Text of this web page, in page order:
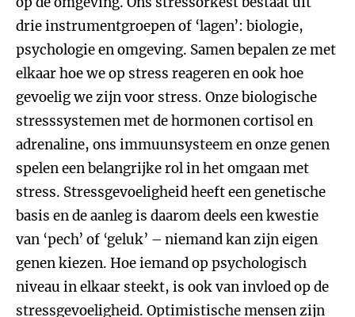
drie instrumentgroepen of ‘lagen’: biologie,
psychologie en omgeving. Samen bepalen ze met
elkaar hoe we op stress reageren en ook hoe
gevoelig we zijn voor stress. Onze biologische
stresssystemen met de hormonen cortisol en
adrenaline, ons immuunsysteem en onze genen
spelen een belangrijke rol in het omgaan met
stress. Stressgevoeligheid heeft een genetische
basis en de aanleg is daarom deels een kwestie
van ‘pech’ of ‘geluk’ – niemand kan zijn eigen
genen kiezen. Hoe iemand op psychologisch
niveau in elkaar steekt, is ook van invloed op de
stressgevoeligheid. Optimistische mensen zijn